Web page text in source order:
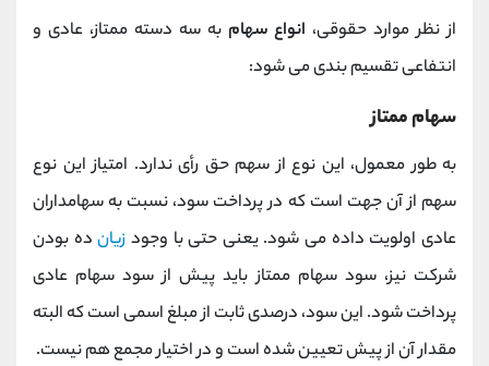
از نظر موارد حقوقی، انواع سهام به سه دسته ممتاز، عادی و
انتفاعی تقسیم بندی می شود:
سهام ممتاز
به طور معمول، این نوع از سهم حق رأی ندارد. امتیاز این نوع
سهم از آن جهت است که در پرداخت سود، نسبت به سهامداران
عادی اولویت داده می شود. یعنی حتی با وجود زیانده بودن
شرکت نیز، سود سهام ممتاز باید پیش از سود سهام عادی
پرداخت شود. این سود، درصدی ثابت از مبلغ اسمی است که البته
مقدار آن از پیش تعیین شده است و در اختیار مجمع هم نیست.